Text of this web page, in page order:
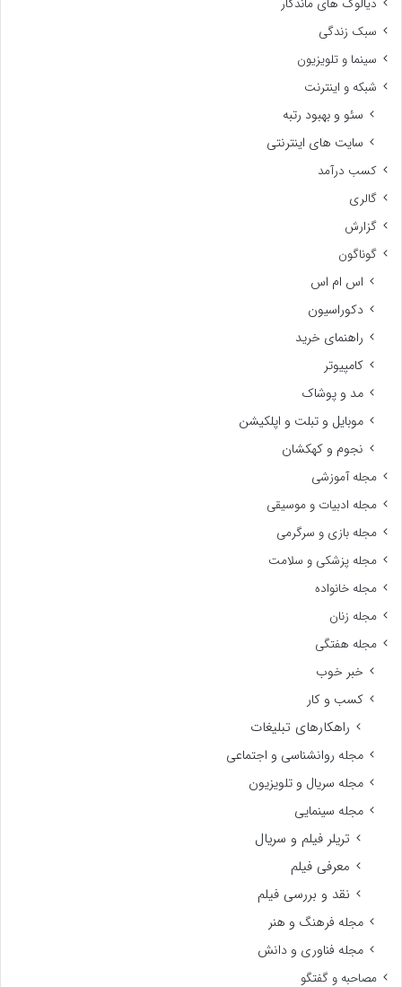
سبک زندگی
سینما و تلویزیون
شبکه و اینترنت
سئو و بهبود رتبه
سایت های اینترنتی
کسب درآمد
گالری
گزارش
گوناگون
اس ام اس
دکوراسیون
راهنمای خرید
کامپیوتر
مد و پوشاک
موبایل و تبلت و اپلکیشن
نجوم و کهکشان
مجله آموزشی
مجله ادبیات و موسیقی
مجله بازی و سرگرمی
مجله پزشکی و سلامت
مجله خانواده
مجله زنان
مجله هفتگی
خبر خوب
کسب و کار
راهکارهای تبلیغات
مجله روانشناسی و اجتماعی
مجله سریال و تلویزیون
مجله سینمایی
تریلر فیلم و سریال
معرفی فیلم
نقد و بررسی فیلم
مجله فرهنگ و هنر
مجله فناوری و دانش
مصاحبه و گفتگو